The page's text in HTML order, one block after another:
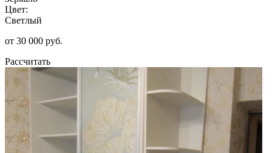
Цвет:
Светлый
от 30 000 руб.
Рассчитать